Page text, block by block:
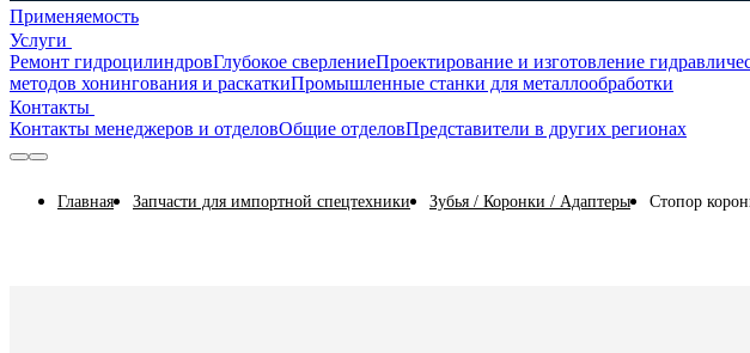
Применяемость
Услуги
Ремонт гидроцилиндровГлубокое сверлениеПроектирование и изготовление
методов хонингования и раскаткиПромышленные станки для металлообработки
Контакты
Контакты менеджеров и отделовОбщие отделовПредставители в других регионах
Главная Запчасти для импортной спецтехники Зубья / Коронки / Адаптеры Стопор